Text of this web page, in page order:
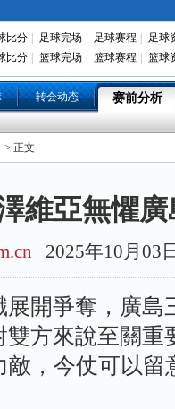
比分 足球完场 足球赛程
足球
比分
篮球完场 篮球赛程 篮球
转会动态 赛前分析
> 正文
維亞無懼
2025年10月03
開爭奪，廣島
方來說至關重
敵，今仗可以留